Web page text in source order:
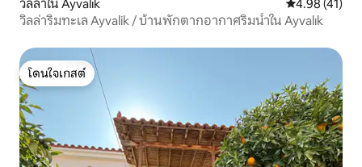
วิลล่าใน Ayvalık คะแนนเฉลี่ย
4.98 (41)
วิลล่าริมทะเล Ayvalik / บ้านพักตากอากาศริมน้ำใน Ayvalık
โดนใจเกสต์
โดนใจเกสต์